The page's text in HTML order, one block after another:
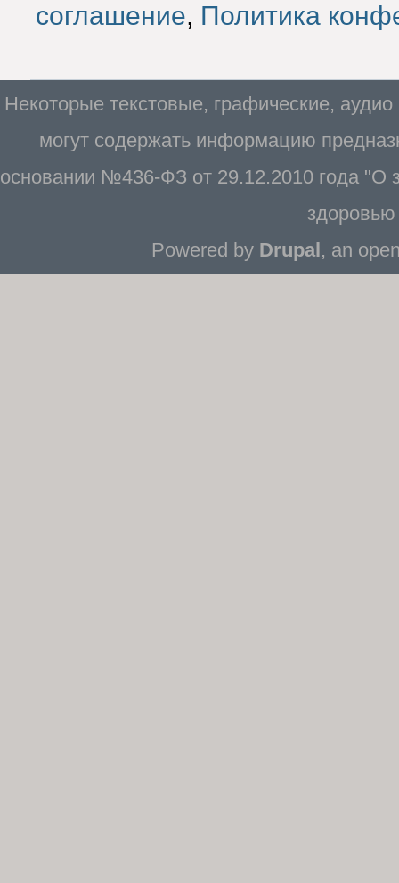
соглашение, Политика
Некоторые текстовые, графические,
могут содержать информацию
основании №436-ФЗ от 29.12.2010 года "О
Powered by Drupal, an